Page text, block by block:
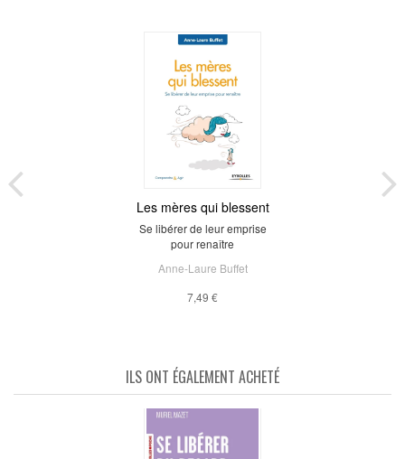
Les mères qui blessent
Se libérer de leur emprise
pour renaître
Anne-Laure Buffet
7,49 €
ILS ONT ÉGALEMENT ACHETÉ